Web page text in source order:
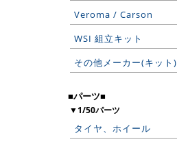
Veroma / Carson
WSI 組立キット
その他メーカー(キット)
■パーツ■
▼1/50パーツ
タイヤ、ホイール